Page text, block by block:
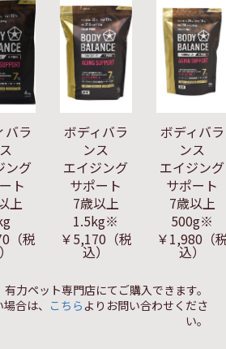
バラ
ング
ト
上
（税
ボディバラ
ンス
エイジング
サポート
7歳以上
1.5kg※
￥5,170 （税
込）
ボディバラ
ンス
エイジング
サポート
7歳以上
500g※
￥1,980 （
込）
力ペット専門店にてご購入できます。
合は、 こちら よりお問い合わせくださ
い。